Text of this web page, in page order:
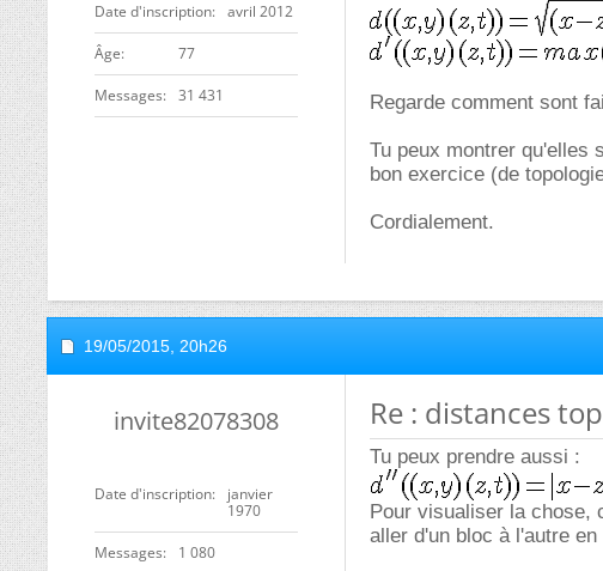
Date d'inscription avril 2012
ge 77
Messages 31 431 Regarde comment sont
Tu peux montrer qu'elles
bon exercice (de
Cordialement.
19/05/2015, 20h26
invite82078308
Date d'inscription
janvier
1970
Messages 1 080
Re : distances
Tu peux prendre aussi :
Pour visualiser la chose,
aller d'un bloc à l'autre